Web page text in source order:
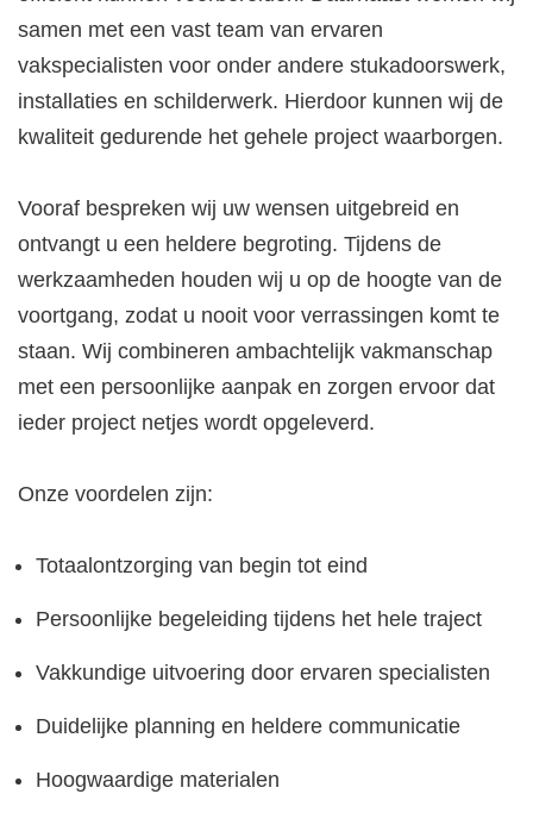
samen met een vast team van ervaren
vakspecialisten voor onder andere stukadoorswerk,
installaties en schilderwerk. Hierdoor kunnen wij de
kwaliteit gedurende het gehele project waarborgen.
Vooraf bespreken wij uw wensen uitgebreid en
ontvangt u een heldere begroting. Tijdens de
werkzaamheden houden wij u op de hoogte van de
voortgang, zodat u nooit voor verrassingen komt te
staan. Wij combineren ambachtelijk vakmanschap
met een persoonlijke aanpak en zorgen ervoor dat
ieder project netjes wordt opgeleverd.
Onze voordelen zijn:
Totaalontzorging van begin tot eind
Persoonlijke begeleiding tijdens het hele traject
Vakkundige uitvoering door ervaren specialisten
Duidelijke planning en heldere communicatie
Hoogwaardige materialen